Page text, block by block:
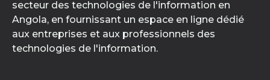
secteur des technologies de l'information en
Angola, en fournissant un espace en ligne dédié
aux entreprises et aux professionnels des
technologies de l'information.